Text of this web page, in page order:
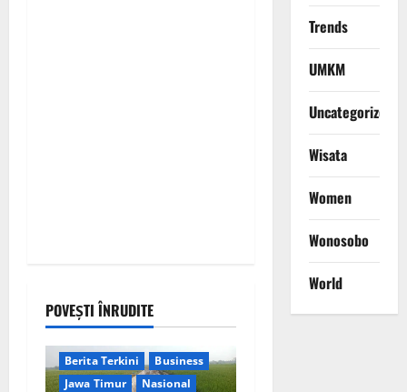
POVEȘTI ÎNRUDITE
Berita Terkini
Business
Jawa Timur
Nasional
Trends
UMKM
Uncategorized
Wisata
Women
Wonosobo
World